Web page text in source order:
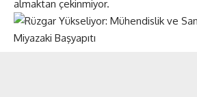
almaktan çekinmiyor.